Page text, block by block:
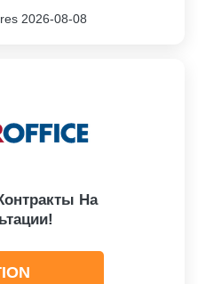
2026-08-08
На